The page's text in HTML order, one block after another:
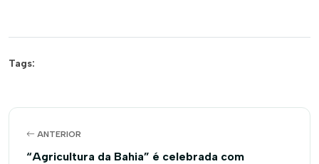
Tags:
ANTERIOR
“Agricultura da Bahia” é celebrada com